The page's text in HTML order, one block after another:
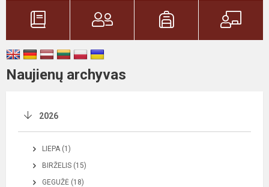
Naujienų archyvas
2026
LIEPA (1)
BIRŽELIS (15)
GEGUŽĖ (18)